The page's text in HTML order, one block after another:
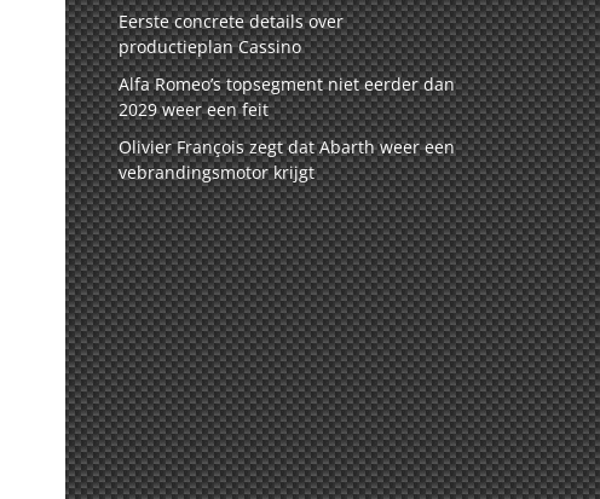
Eerste concrete details over
productieplan Cassino
Alfa Romeo’s topsegment niet eerder dan
2029 weer een feit
Olivier François zegt dat Abarth weer een
vebrandingsmotor krijgt